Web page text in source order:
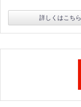
詳しくはこちら